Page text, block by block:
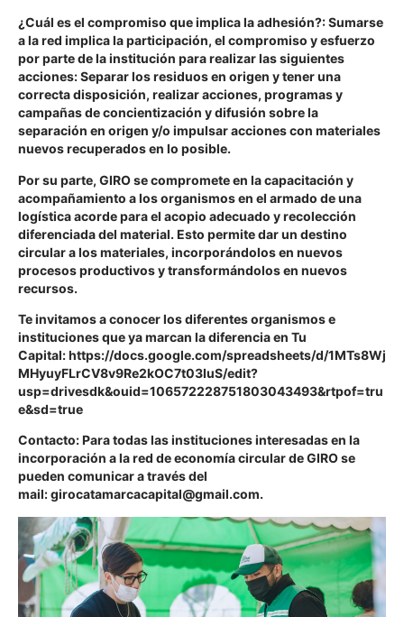
¿Cuál es el compromiso que implica la adhesión?:Sumarse
a la red implica la participación, el compromiso y esfuerzo
por parte de la institución para realizar las siguientes
acciones: Separar los residuos en origen y tener una
correcta disposición, realizar acciones, programas y
campañas de concientización y difusión sobre la
separación en origen y/o impulsar acciones con materiales
nuevos recuperados en lo posible.
Por su parte, GIRO se compromete en la capacitación y
acompañamiento a los organismos en el armado de una
logística acorde para el acopio adecuado y recolección
diferenciada del material. Esto permite dar un destino
circular a los materiales, incorporándolos en nuevos
procesos productivos y transformándolos en nuevos
recursos.
Te invitamos a conocer los diferentes organismos e
instituciones que ya marcan la diferencia en Tu
Capital:https://docs.google.com/spreadsheets/d/1MTs8Wj
MHyuyFLrCV8v9Re2kOC7t03IuS/edit?
usp=drivesdk&ouid=106572228751803043493&rtpof=tru
e&sd=true
Contacto:Para todas las instituciones interesadas en la
incorporación a la red de economía circular de GIRO se
pueden comunicar a través del
mail:girocatamarcacapital@gmail.com.